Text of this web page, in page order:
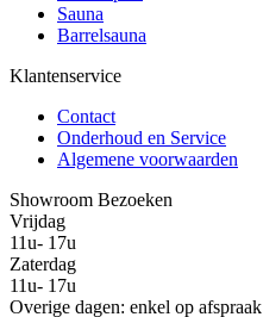
Sauna
Barrelsauna
Klantenservice
Contact
Onderhoud en Service
Algemene voorwaarden
Showroom Bezoeken
Vrijdag
11u- 17u
Zaterdag
11u- 17u
Overige dagen: enkel op afspraak